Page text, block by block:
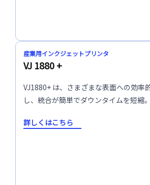
産業用インクジェットプリンタ
VJ 1880 +
VJ1880+ は、さまざまな表面への効率
し、統合が簡単でダウンタイムを短縮。
詳しくはこちら